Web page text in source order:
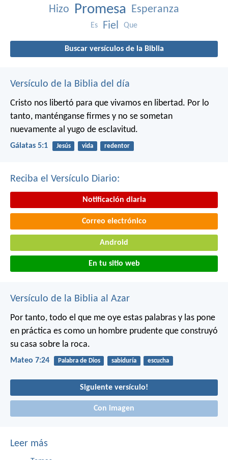
Hizo Promesa Esperanza
Es Fiel Que
Buscar versículos de la Biblia
Versículo de la Biblia del día
Cristo nos libertó para que vivamos en libertad. Por lo
tanto, manténganse firmes y no se sometan
nuevamente al yugo de esclavitud.
Gálatas 5:1 Jesús vida redentor
Reciba el Versículo Diario:
Notificación diaria
Correo electrónico
Android
En tu sitio web
Versículo de la Biblia al Azar
Por tanto, todo el que me oye estas palabras y las pone
en práctica es como un hombre prudente que construyó
su casa sobre la roca.
Mateo 7:24 Palabra de Dios sabiduría escucha
Siguiente versículo!
Con imagen
Leer más